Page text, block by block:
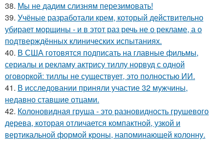
38. Мы не дадим слизням перезимовать!
39. Учёные разработали крем, который действительно
убирает морщины - и в этот раз речь не о рекламе, а о
подтверждённых клинических испытаниях.
40. В США готовятся подписать на главные фильмы,
сериалы и рекламу актрису тиллу норвуд с одной
оговоркой: тиллы не существует, это полностью ИИ.
41. В исследовании приняли участие 32 мужчины,
недавно ставшие отцами.
42. Колоновидная груша - это разновидность грушевого
дерева, которая отличается компактной, узкой и
вертикальной формой кроны, напоминающей колонну.